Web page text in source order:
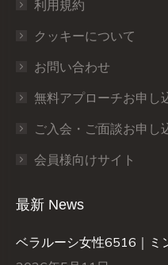
利用規約
クッキーについて
お問い合わせ
無料アプローチお申し
ご入会・ご面談お申し
会員様向けサイト
最新 News
ベラルーシ女性6516｜ミ